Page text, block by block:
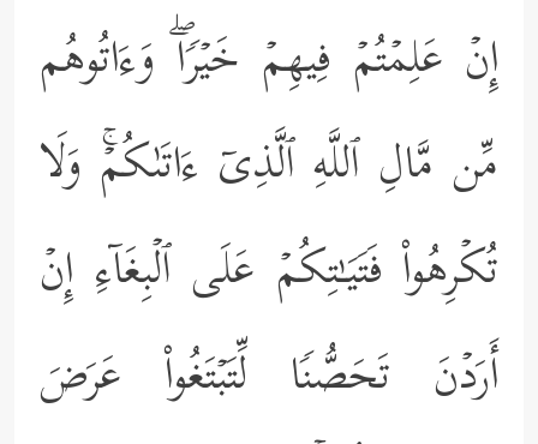
إِنۡ عَلِمۡتُمۡ فِیهِمۡ خَیۡرࣰاۖ وَءَاتُوهُم
مِّن مَّالِ ٱللَّهِ ٱلَّذِیۤ ءَاتَىٰكُمۡۚ وَلَا
تُكۡرِهُواْ فَتَیَـٰتِكُمۡ عَلَى ٱلۡبِغَاۤءِ إِنۡ
أَرَدۡنَ تَحَصُّنࣰا لِّتَبۡتَغُواْ عَرَضَ